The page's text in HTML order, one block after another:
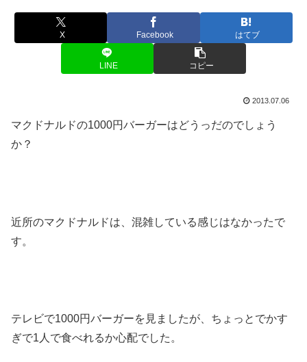
X Facebook はてブ
LINE コピー
2013.07.06
マクドナルドの1000円バーガーはどうっだのでしょう
か？
近所のマクドナルドは、混雑している感じはなかったで
す。
テレビで1000円バーガーを見ましたが、ちょっとでかす
ぎで1人で食べれるか心配でした。